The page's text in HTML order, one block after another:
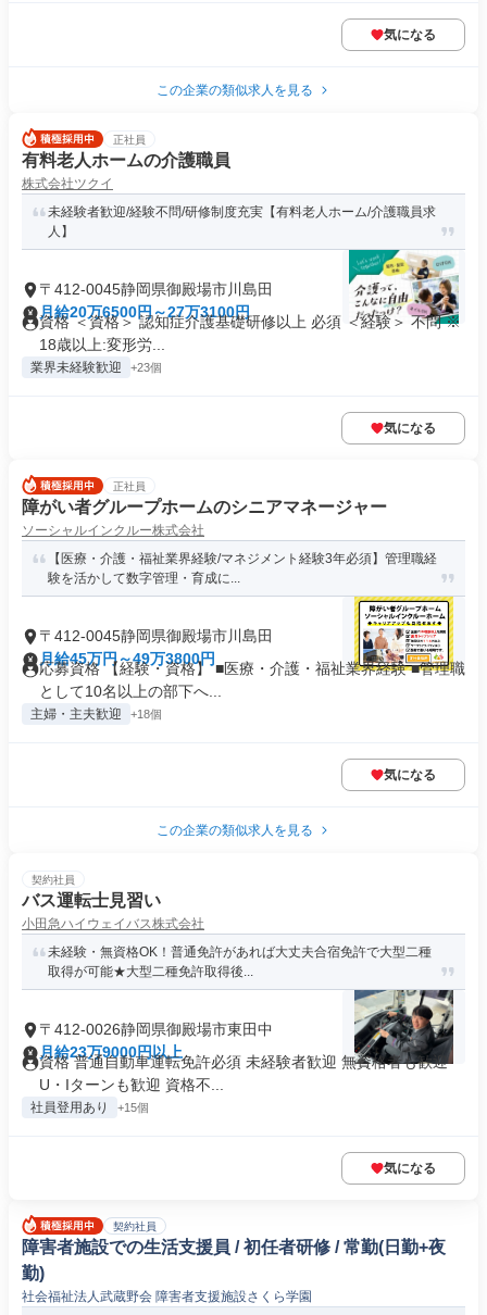
気になる
この企業の類似求人を見る
正社員
有料老人ホームの介護職員
株式会社ツクイ
未経験者歓迎/経験不問/研修制度充実【有料老人ホーム/介護職員求
人】
〒412-0045静岡県御殿場市川島田
月給20万6500円～27万3100円
資格 ＜資格＞ 認知症介護基礎研修以上 必須 ＜経験＞ 不問 ※
18歳以上:変形労...
業界未経験歓迎 +23個
気になる
正社員
障がい者グループホームのシニアマネージャー
ソーシャルインクルー株式会社
【医療・介護・福祉業界経験/マネジメント経験3年必須】管理職経
験を活かして数字管理・育成に...
〒412-0045静岡県御殿場市川島田
月給45万円～49万3800円
応募資格 【経験・資格】 ■医療・介護・福祉業界経験 ■管理職
として10名以上の部下へ...
主婦・主夫歓迎 +18個
気になる
この企業の類似求人を見る
契約社員
バス運転士見習い
小田急ハイウェイバス株式会社
未経験・無資格OK！普通免許があれば大丈夫合宿免許で大型二種
取得が可能★大型二種免許取得後...
〒412-0026静岡県御殿場市東田中
月給23万9000円以上
資格 普通自動車運転免許必須 未経験者歓迎 無資格者も歓迎
U・Iターンも歓迎 資格不...
社員登用あり +15個
気になる
契約社員
障害者施設での生活支援員 / 初任者研修 / 常勤(日勤+夜
勤)
社会福祉法人武蔵野会 障害者支援施設さくら学園